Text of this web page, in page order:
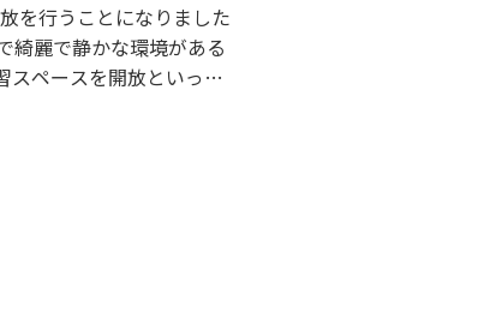
を行うことになりました
綺麗で静かな環境がある
ペースを開放といって